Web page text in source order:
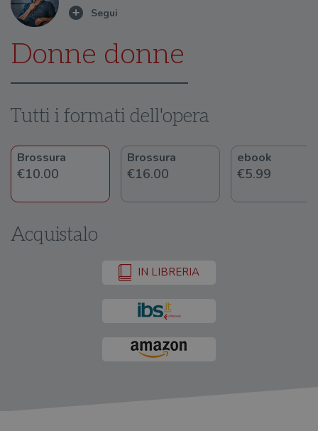
Donne donne
Tutti i formati dell'opera
Brossura
€10.00
Brossura
€16.00
ebook
€5.99
Acquistalo
IN LIBRERIA